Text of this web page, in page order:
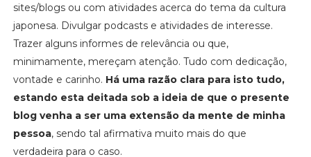
sites/blogs ou com atividades acerca do tema da cultura
japonesa. Divulgar podcasts e atividades de interesse.
Trazer alguns informes de relevância ou que,
minimamente, mereçam atenção. Tudo com dedicação,
vontade e carinho. Há uma razão clara para isto tudo,
estando esta deitada sob a ideia de que o presente
blog venha a ser uma extensão da mente de minha
pessoa, sendo tal afirmativa muito mais do que
verdadeira para o caso.